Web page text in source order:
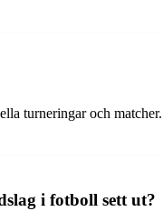
turneringar och
i fotboll sett ut?